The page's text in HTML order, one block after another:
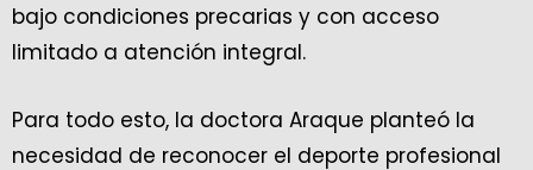
bajo condiciones precarias y con acceso
limitado a atención integral.
Para todo esto, la doctora Araque planteó la
necesidad de reconocer el deporte profesional